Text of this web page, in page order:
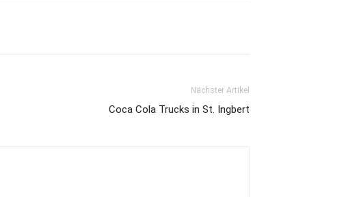
Nächster Artikel
Coca Cola Trucks in St. Ingbert